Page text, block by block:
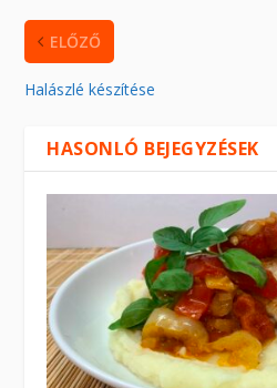
ELŐZŐ
Halászlé készítése
HASONLÓ BEJEGYZÉSEK